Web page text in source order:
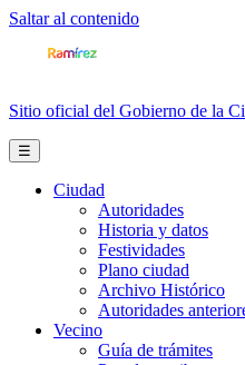
Saltar al contenido
Sitio oficial del Gobierno de la
☰
Ciudad
Autoridades
Historia y datos
Festividades
Plano ciudad
Archivo Histórico
Autoridades
Vecino
Guía de trámites